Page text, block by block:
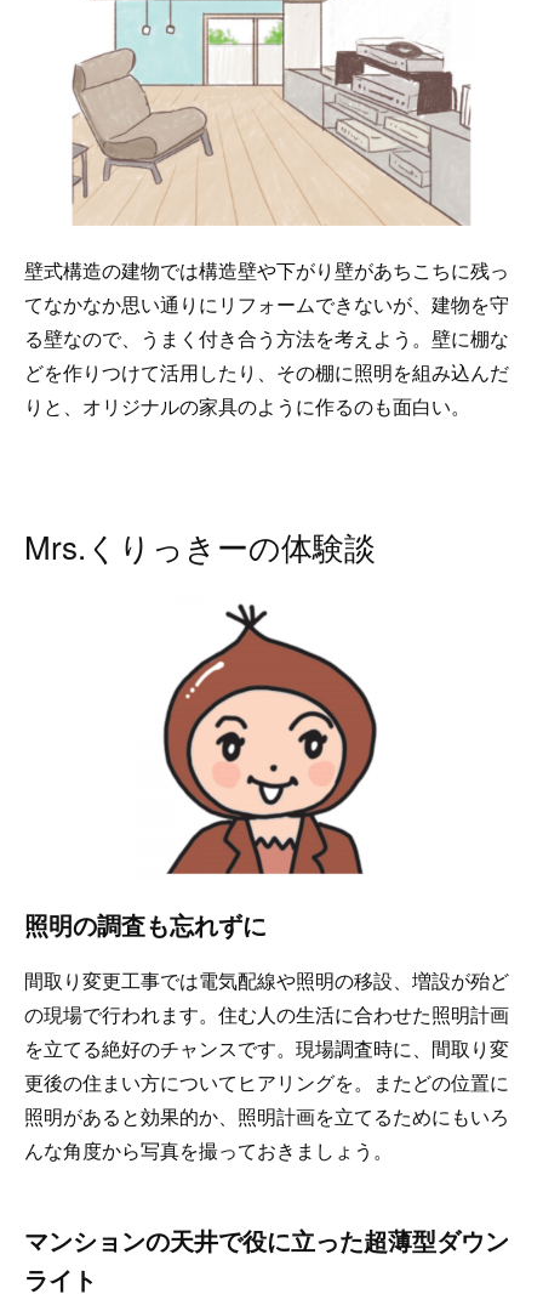
壁式構造の建物では構造壁や下がり壁があちこちに残っ
てなかなか思い通りにリフォームできないが、建物を守
る壁なので、うまく付き合う方法を考えよう。壁に棚な
どを作りつけて活用したり、その棚に照明を組み込んだ
りと、オリジナルの家具のように作るのも面白い。
Mrs.くりっきーの体験談
照明の調査も忘れずに
間取り変更工事では電気配線や照明の移設、増設が殆ど
の現場で行われます。住む人の生活に合わせた照明計画
を立てる絶好のチャンスです。現場調査時に、間取り変
更後の住まい方についてヒアリングを。またどの位置に
照明があると効果的か、照明計画を立てるためにもいろ
んな角度から写真を撮っておきましょう。
マンションの天井で役に立った超薄型ダウン
ライト